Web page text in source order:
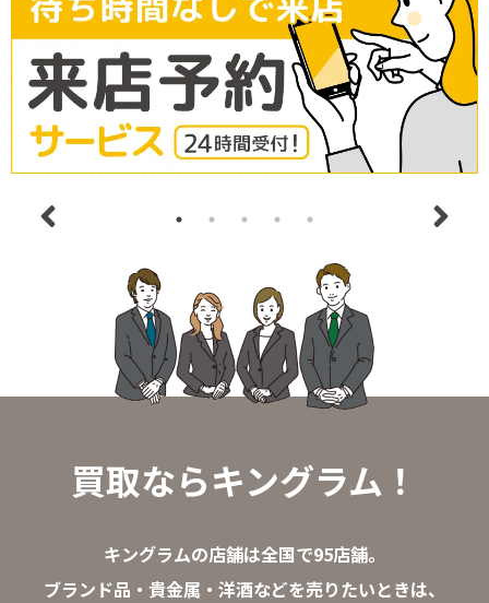
買取ならキングラム！
キングラムの店舗は全国で95店舗。
ブランド品・貴金属・洋酒などを売りたいときは、